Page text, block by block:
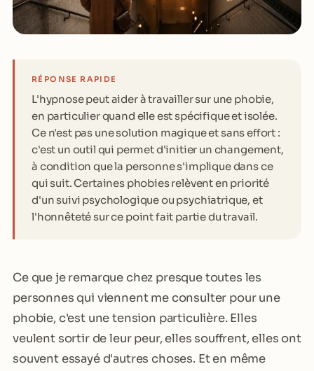
RÉPONSE RAPIDE
L'hypnose peut aider à travailler sur une phobie,
en particulier quand elle est spécifique et isolée.
Ce n'est pas une solution magique et sans effort :
c'est un outil qui permet d'initier un changement,
à condition que la personne s'implique dans ce
qui suit. Certaines phobies relèvent en priorité
d'un suivi psychologique ou psychiatrique, et
l'honnêteté sur ce point fait partie du travail.
Ce que je remarque chez presque toutes les
personnes qui viennent me consulter pour une
phobie, c'est une tension particulière. Elles
veulent sortir de leur peur, elles souffrent, elles ont
souvent essayé d'autres choses. Et en même